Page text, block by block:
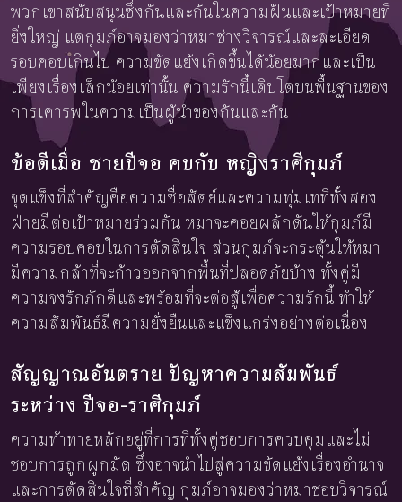
พวกเขาสนับสนุนซึ่งกันและกันในความฝันและเป้าหมายที่
ยิ่งใหญ่ แต่กุมภ์อาจมองว่าหมาช่างวิจารณ์และละเอียด
รอบคอบเกินไป ความขัดแย้งเกิดขึ้นได้น้อยมากและเป็น
เพียงเรื่องเล็กน้อยเท่านั้น ความรักนี้เติบโตบนพื้นฐานของ
การเคารพในความเป็นผู้นำของกันและกัน
ข้อดีเมื่อ ชายปีจอ คบกับ หญิงราศีกุมภ์
จุดแข็งที่สำคัญคือความซื่อสัตย์และความทุ่มเทที่ทั้งสอง
ฝ่ายมีต่อเป้าหมายร่วมกัน หมาจะคอยผลักดันให้กุมภ์มี
ความรอบคอบในการตัดสินใจ ส่วนกุมภ์จะกระตุ้นให้หมา
มีความกล้าที่จะก้าวออกจากพื้นที่ปลอดภัยบ้าง ทั้งคู่มี
ความจงรักภักดีและพร้อมที่จะต่อสู้เพื่อความรักนี้ ทำให้
ความสัมพันธ์มีความยั่งยืนและแข็งแกร่งอย่างต่อเนื่อง
สัญญาณอันตราย ปัญหาความสัมพันธ์
ระหว่าง ปีจอ-ราศีกุมภ์
ความท้าทายหลักอยู่ที่การที่ทั้งคู่ชอบการควบคุมและไม่
ชอบการถูกผูกมัด ซึ่งอาจนำไปสู่ความขัดแย้งเรื่องอำนาจ
และการตัดสินใจที่สำคัญ กุมภ์อาจมองว่าหมาชอบวิจารณ์